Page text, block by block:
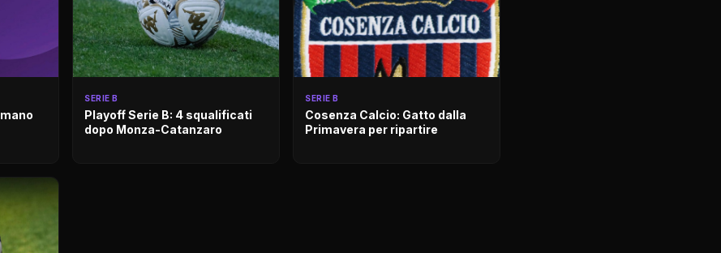
SERIE B
Playoff Serie B: 4 squalificati
dopo Monza-Catanzaro
SERIE B
Cosenza Calcio: Gatto dalla
Primavera per ripartire